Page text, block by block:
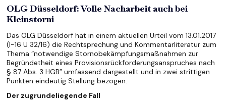
OLG Düsseldorf: Volle Nacharbeit auch bei
Kleinstorni
Das OLG Düsseldorf hat in einem aktuellen Urteil vom 13.01.2017
(I-16 U 32/16) die Rechtsprechung und Kommentarliteratur zum
Thema “notwendige Stornobekämpfungsmaßnahmen zur
Begründetheit eines Provisionsrückforderungsanspruches nach
§ 87 Abs. 3 HGB” umfassend dargestellt und in zwei strittigen
Punkten eindeutig Stellung bezogen.
Der zugrundeliegende Fall